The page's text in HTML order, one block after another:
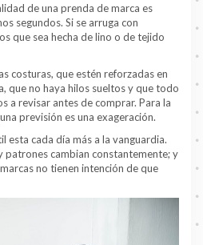
de una prenda de marca es
segundos. Si se arruga con
que sea hecha de lino o de tejido
costuras, que estén reforzadas en
que no haya hilos sueltos y que todo
a revisar antes de comprar. Para la
previsión es una exageración.
esta cada día más a la vanguardia.
patrones cambian constantemente; y
no tienen intención de que